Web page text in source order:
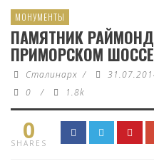
МОНУМЕНТЫ
ПАМЯТНИК
ПРИМОРСКОМ
Сталинарх /
0
/ 1.8k
0
SHARES